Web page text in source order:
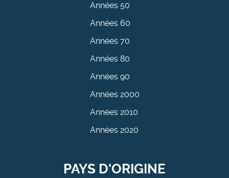
Années 50
Années 60
Années 70
Années 80
Années 90
Années 2000
Années 2010
Années 2020
PAYS D'ORIGINE